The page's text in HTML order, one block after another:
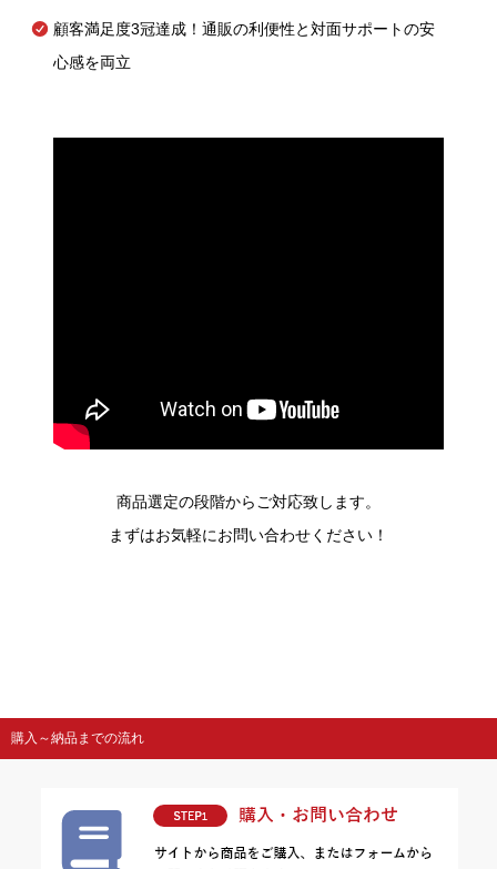
顧客満足度3冠達成！通販の利便性と対面サポートの安
心感を両立
商品選定の段階からご対応致します。
まずはお気軽にお問い合わせください！
購入～納品までの流れ